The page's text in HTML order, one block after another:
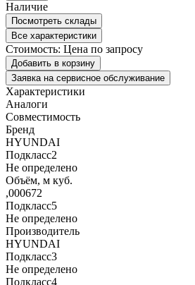
Наличие
Посмотреть склады
Все характеристики
Стоимость: Цена по запросу
Добавить в корзину
Заявка на сервисное обслуживание
Характеристики
Аналоги
Совместимость
Бренд
HYUNDAI
Подкласс2
Не определено
Объём, м куб.
,000672
Подкласс5
Не определено
Производитель
HYUNDAI
Подкласс3
Не определено
Подкласс4